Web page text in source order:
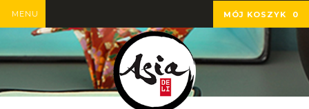
MÓJ KOSZYK 0
MENU